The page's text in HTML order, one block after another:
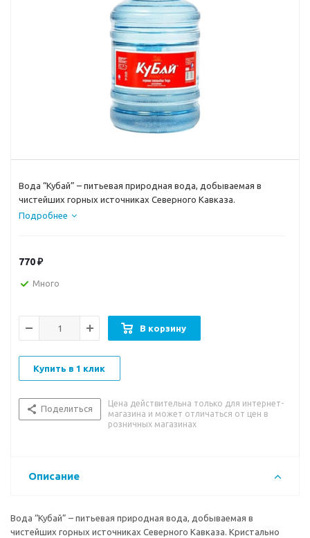
Вода “Кубай” – питьевая природная вода, добываемая в
чистейших горных источниках Северного Кавказа.
Подробнее
770₽
Много
В корзину
Купить в 1 клик
Поделиться
Цена действительна только для интернет-
магазина и может отличаться от цен в
розничных магазинах
Описание
Вода “Кубай” – питьевая природная вода, добываемая в
чистейших горных источниках Северного Кавказа. Кристально